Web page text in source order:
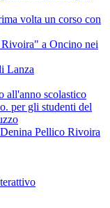
volta un corso con
a Oncino nei
Lanza
all'anno scolastico
per gli studenti del
Pellico Rivoira